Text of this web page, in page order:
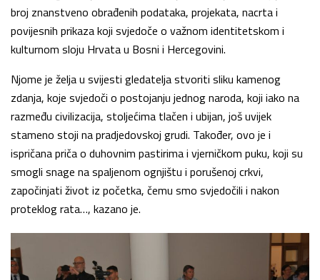
broj znanstveno obrađenih podataka, projekata, nacrta i
povijesnih prikaza koji svjedoče o važnom identitetskom i
kulturnom sloju Hrvata u Bosni i Hercegovini.
Njome je želja u svijesti gledatelja stvoriti sliku kamenog
zdanja, koje svjedoči o postojanju jednog naroda, koji iako na
razmeđu civilizacija, stoljećima tlačen i ubijan, još uvijek
stameno stoji na pradjedovskoj grudi. Također, ovo je i
ispričana priča o duhovnim pastirima i vjerničkom puku, koji su
smogli snage na spaljenom ognjištu i porušenoj crkvi,
započinjati život iz početka, čemu smo svjedočili i nakon
proteklog rata…, kazano je.